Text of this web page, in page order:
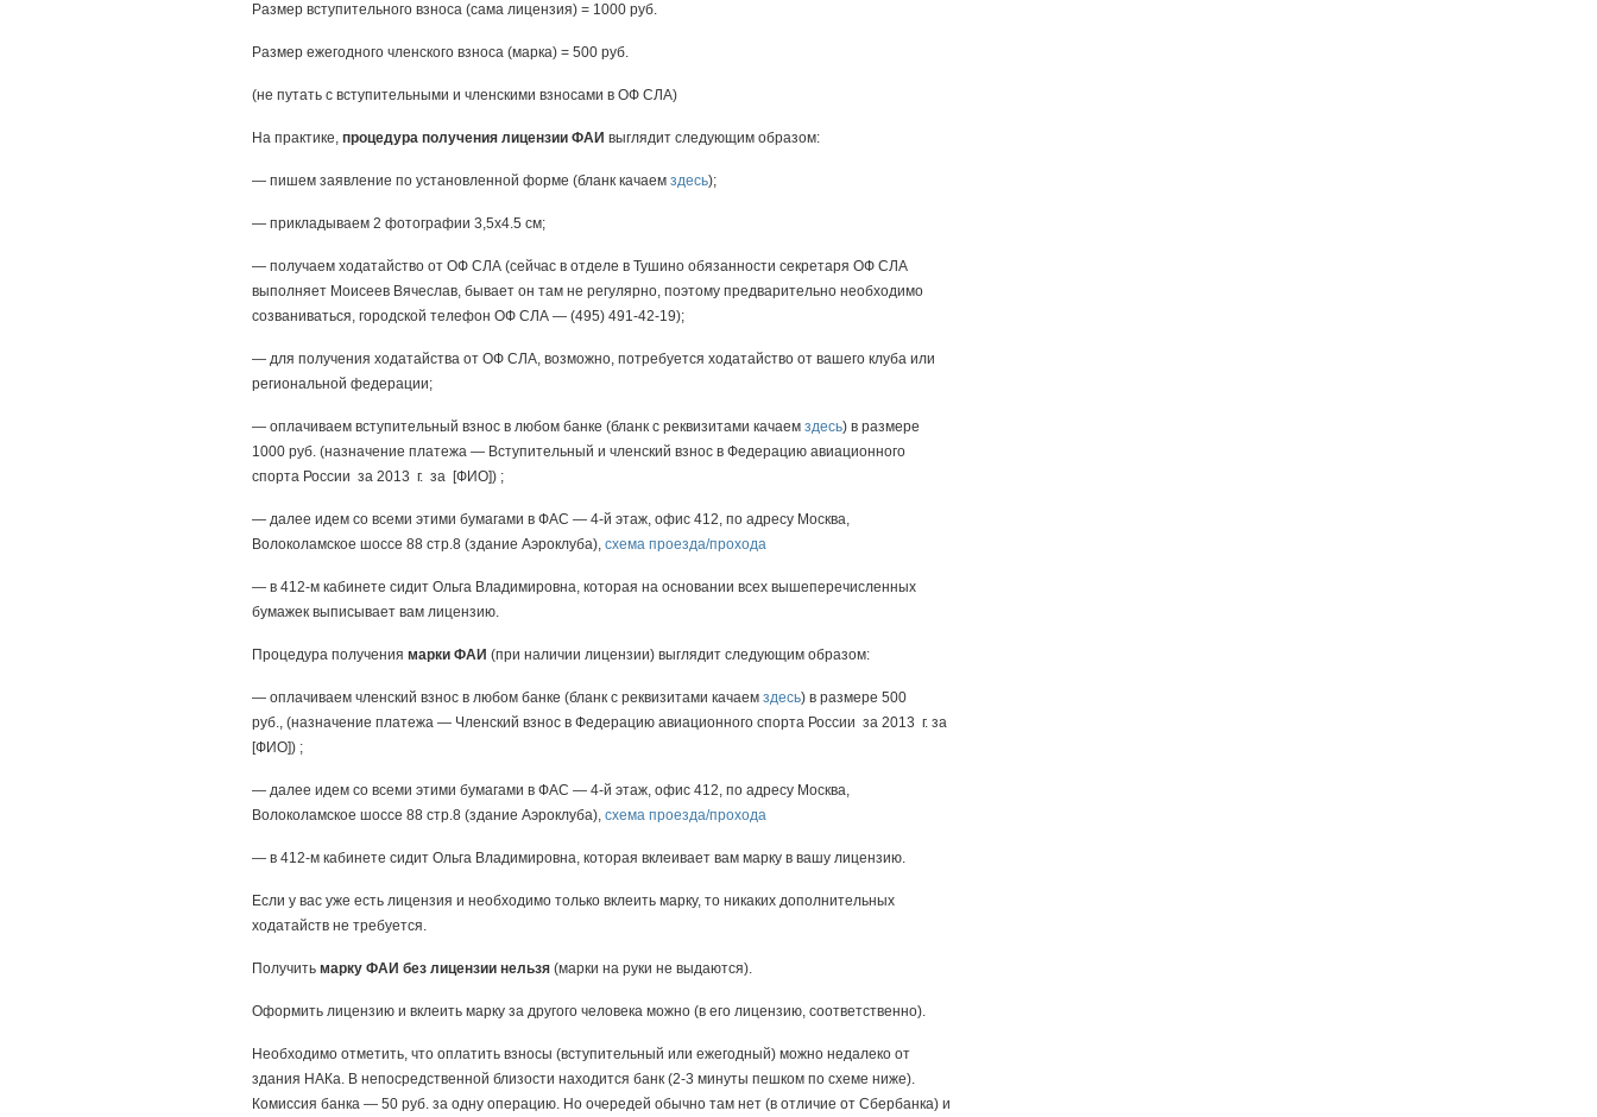
Размер вступительного взноса (сама лицензия) = 1000 руб.
Размер ежегодного членского взноса (марка) = 500 руб.
(не путать с вступительными и членскими взносами в ОФ СЛА)
На практике, процедура получения лицензии ФАИ выглядит следующим образом:
— пишем заявление по установленной форме (бланк качаем здесь);
— прикладываем 2 фотографии 3,5х4.5 см;
— получаем ходатайство от ОФ СЛА (сейчас в отделе в Тушино обязанности секретаря ОФ СЛА
выполняет Моисеев Вячеслав, бывает он там не регулярно, поэтому предварительно необходимо
созваниваться, городской телефон ОФ СЛА — (495) 491-42-19);
— для получения ходатайства от ОФ СЛА, возможно, потребуется ходатайство от вашего клуба или
региональной федерации;
— оплачиваем вступительный взнос в любом банке (бланк с реквизитами качаем здесь) в размере
1000 руб. (назначение платежа — Вступительный и членский взнос в Федерацию авиационного
спорта России за 2013 г. за [ФИО]) ;
— далее идем со всеми этими бумагами в ФАС — 4-й этаж, офис 412, по адресу Москва,
Волоколамское шоссе 88 стр.8 (здание Аэроклуба), схема проезда/прохода
— в 412-м кабинете сидит Ольга Владимировна, которая на основании всех вышеперечисленных
бумажек выписывает вам лицензию.
Процедура получения марки ФАИ (при наличии лицензии) выглядит следующим образом:
— оплачиваем членский взнос в любом банке (бланк с реквизитами качаем здесь) в размере 500
руб., (назначение платежа — Членский взнос в Федерацию авиационного спорта России за 2013 г. за
[ФИО]) ;
— далее идем со всеми этими бумагами в ФАС — 4-й этаж, офис 412, по адресу Москва,
Волоколамское шоссе 88 стр.8 (здание Аэроклуба), схема проезда/прохода
— в 412-м кабинете сидит Ольга Владимировна, которая вклеивает вам марку в вашу лицензию.
Если у вас уже есть лицензия и необходимо только вклеить марку, то никаких дополнительных
ходатайств не требуется.
Получить марку ФАИ без лицензии нельзя (марки на руки не выдаются).
Оформить лицензию и вклеить марку за другого человека можно (в его лицензию, соответственно).
Необходимо отметить, что оплатить взносы (вступительный или ежегодный) можно недалеко от
здания НАКа. В непосредственной близости находится банк (2-3 минуты пешком по схеме ниже).
Комиссия банка — 50 руб. за одну операцию. Но очередей обычно там нет (в отличие от Сбербанка) и